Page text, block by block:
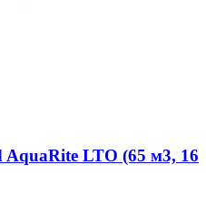
LTO (65 м3, 16